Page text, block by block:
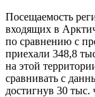
Посещаемость
входящих в
по сравнению с
приехали 348,8
на этой
сравнивать с
достигнув 30 тыс.